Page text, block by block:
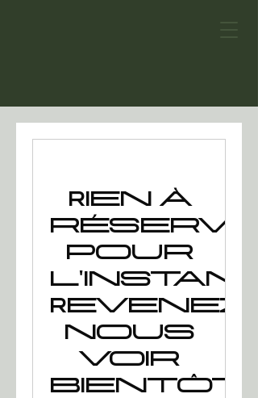
Rien à
pour
Revenez
nous
voir
bientôt.